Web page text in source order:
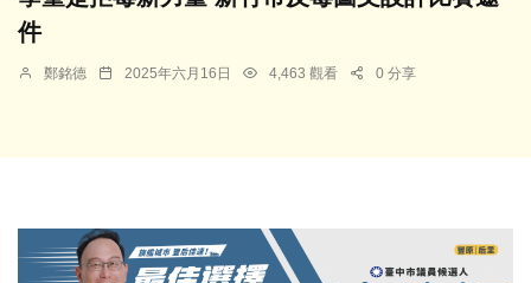
件
鄭銘德 2025年六月16日 4,463 觀看 0 分享